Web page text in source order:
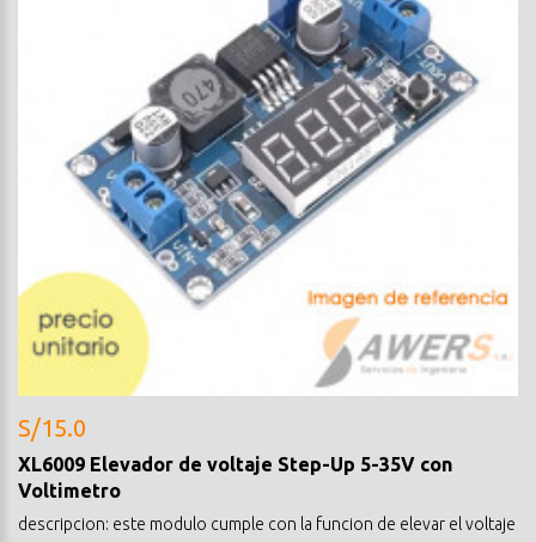
S/15.0
XL6009 Elevador de voltaje Step-Up 5-35V con
Voltimetro
descripcion: este modulo cumple con la funcion de elevar el voltaje